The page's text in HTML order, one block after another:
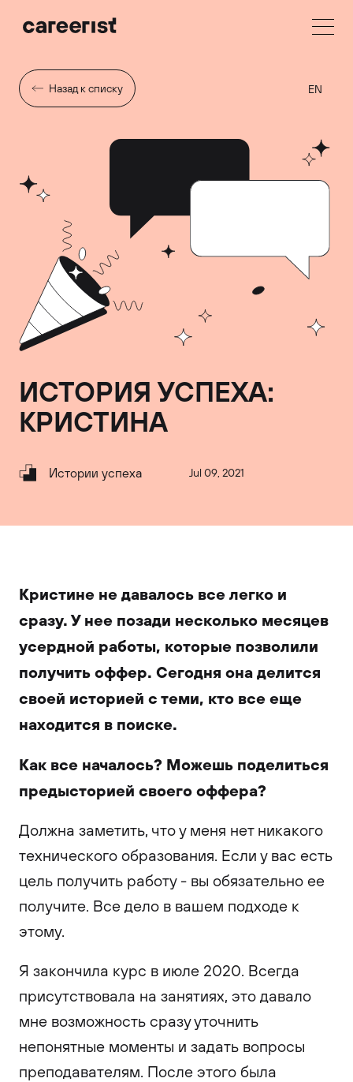
Назад к списку EN
ИСТОРИЯ УСПЕХА:
КРИСТИНА
Истории успеха Jul 09, 2021
Кристине не давалось все легко и
сразу. У нее позади несколько месяцев
усердной работы, которые позволили
получить оффер. Сегодня она делится
своей историей с теми, кто все еще
находится в поиске.
Как все началось? Можешь поделиться
предысторией своего оффера?
Должна заметить, что у меня нет никакого
технического образования. Если у вас есть
цель получить работу - вы обязательно ее
получите. Все дело в вашем подходе к
этому.
Я закончила курс в июле 2020. Всегда
присутствовала на занятиях, это давало
мне возможность сразу уточнить
непонятные моменты и задать вопросы
преподавателям. После этого была